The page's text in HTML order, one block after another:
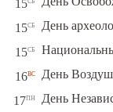
15
15сб День
15сб
16вс День
17пн День